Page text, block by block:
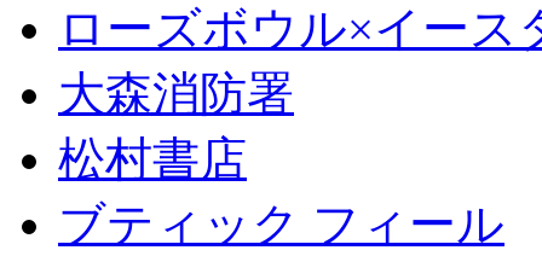
ローズボウル×イース
大森消防署
松村書店
ブティック フィール